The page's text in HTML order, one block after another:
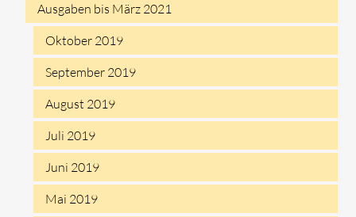
Ausgaben bis März 2021
Oktober 2019
September 2019
August 2019
Juli 2019
Juni 2019
Mai 2019